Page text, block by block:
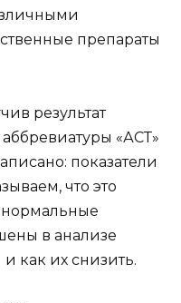
препараты
результат
«АСТ»
показатели
что это
в анализе
как их снизить.